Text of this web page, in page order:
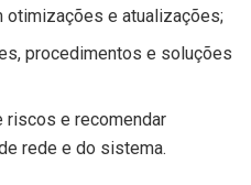
otimizações e atualizações;
procedimentos e soluções
riscos e recomendar
rede e do sistema.